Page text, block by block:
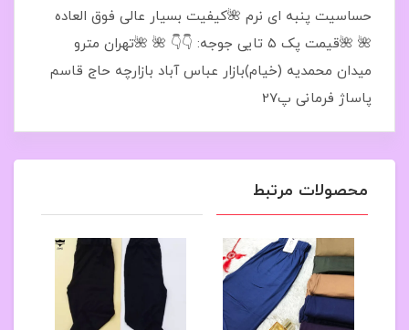
حساسیت پنبه ای نرم 🌺کیفیت بسیار عالی فوق العاده
🌺 🌺قیمت پک ۵ تایی جوجه: 👇👇 🌺 🌺تهران مترو
میدان محمدیه (خیام)بازار عباس آباد بازارچه حاج قاسم
پاساژ فرمانی پ27
محصولات مرتبط